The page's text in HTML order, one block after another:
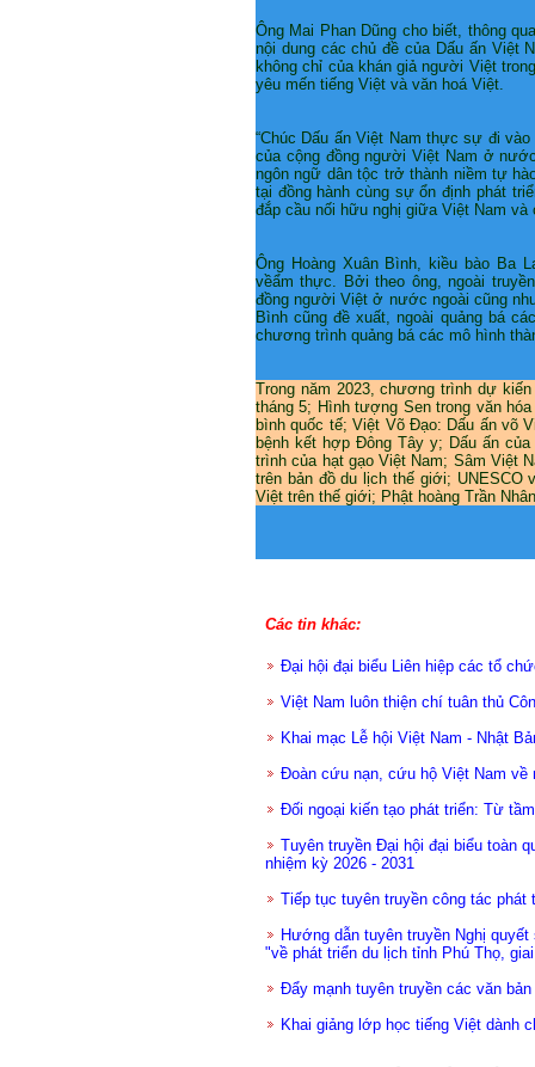
Ông Mai Phan Dũng cho biết, thông
nội dung các chủ đề của Dấu ấn Việt
không chỉ của khán giả người Việt
yêu mến tiếng Việt và văn hoá Việt.
“Chúc Dấu ấn Việt Nam thực sự đi
của cộng đồng người Việt Nam ở
ngôn ngữ dân tộc trở thành niềm tự
tại đồng hành cùng sự ổn định phát
đắp cầu nối hữu nghị giữa Việt Nam
Ông Hoàng Xuân Bình, kiều bào Ba
vềẩm thực. Bởi theo ông, ngoài
đồng người Việt ở nước ngoài cũng
Bình cũng đề xuất, ngoài quảng bá
chương trình quảng bá các mô hình
Trong năm 2023, chương trình dự
tháng 5; Hình tượng Sen trong văn
bình quốc tế; Việt Võ Đạo: Dấu ấn võ
bệnh kết hợp Đông Tây y; Dấu ấn
trình của hạt gạo Việt Nam; Sâm Việt
trên bản đồ du lịch thế giới; UNESCO
Việt trên thế giới; Phật hoàng Trần
Các tin khác:
Đại hội đại biểu Liên hiệp các tổ
Việt Nam luôn thiện chí tuân thủ
Khai mạc Lễ hội Việt Nam - Nhật
Đoàn cứu nạn, cứu hộ Việt Nam về
Đối ngoại kiến tạo phát triển: Từ
Tuyên truyền Đại hội đại biểu toàn
nhiệm kỳ 2026 - 2031
Tiếp tục tuyên truyền công tác phát
Hướng dẫn tuyên truyền Nghị
"về phát triển du lịch tỉnh Phú Thọ,
Đẩy mạnh tuyên truyền các văn
Khai giảng lớp học tiếng Việt dành